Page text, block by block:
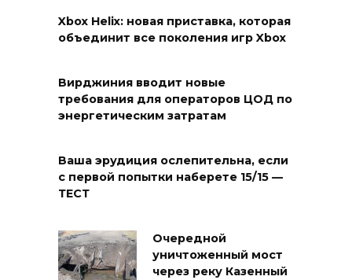
Xbox Helix: новая приставка, которая
объединит все поколения игр Xbox
Вирджиния вводит новые
требования для операторов ЦОД по
энергетическим затратам
Ваша эрудиция ослепительна, если
с первой попытки наберете 15/15 —
ТЕСТ
Очередной
уничтоженный мост
через реку Казенный